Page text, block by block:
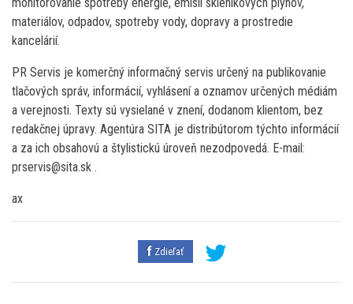
materiálov, odpadov, spotreby vody, dopravy a prostredie
kancelárií.
PR Servis je komerčný informačný servis určený na publikovanie
tlačových správ, informácií, vyhlásení a oznamov určených médiám
a verejnosti. Texty sú vysielané v znení, dodanom klientom, bez
redakčnej úpravy. Agentúra SITA je distribútorom týchto informácií
a za ich obsahovú a štylistickú úroveň nezodpovedá. E-mail:
prservis@sita.sk .
ax
Zdieľať